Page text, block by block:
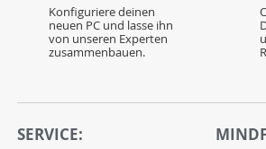
Konfiguriere deinen
neuen PC und lasse ihn
von unseren Experten
zusammenbauen.
SERVICE: